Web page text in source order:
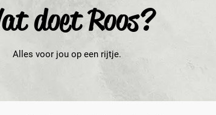
doet Roos?
Alles voor jou op een rijtje.